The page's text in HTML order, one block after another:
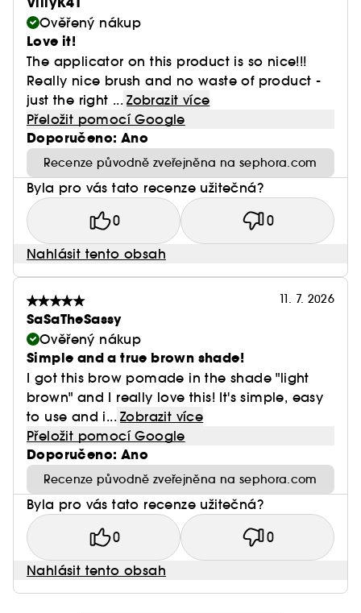
Ověřený nákup
Love it!
The applicator on this product is so nice!!!
Really nice brush and no waste of product -
just the right ... Zobrazit více
Přeložit pomocí Google
Doporučeno: Ano
Recenze původně zveřejněna na sephora.com
Byla pro vás tato recenze užitečná?
0 0
Nahlásit tento obsah
11. 7. 2026
SaSaTheSassy
Ověřený nákup
Simple and a true brown shade!
I got this brow pomade in the shade "light
brown" and I really love this! It's simple, easy
to use and i... Zobrazit více
Přeložit pomocí Google
Doporučeno: Ano
Recenze původně zveřejněna na sephora.com
Byla pro vás tato recenze užitečná?
0 0
Nahlásit tento obsah